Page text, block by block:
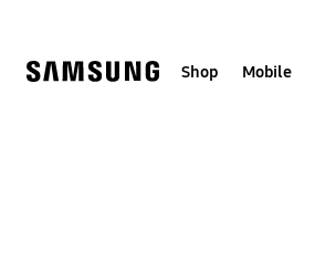
Shop Mobile